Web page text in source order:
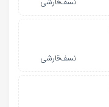
نسف‌قارشی